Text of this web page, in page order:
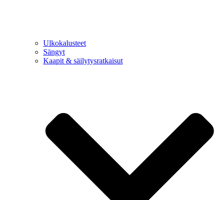
Ulkokalusteet
Sängyt
Kaapit & säilytysratkaisut